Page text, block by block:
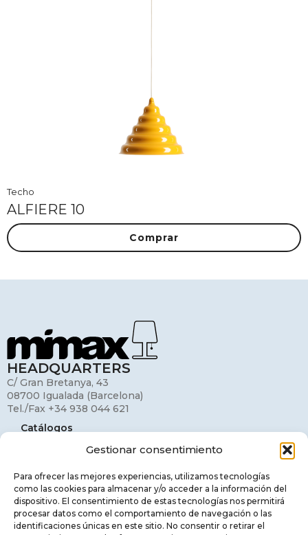
Gestionar consentimiento
Para ofrecer las mejores experiencias, utilizamos tecnologías
como las cookies para almacenar y/o acceder a la información del
dispositivo. El consentimiento de estas tecnologías nos permitirá
procesar datos como el comportamiento de navegación o las
identificaciones únicas en este sitio. No consentir o retirar el
Techo
ALFIERE 10
Comprar
HEADQUARTERS
C/ Gran Bretanya, 43
08700 Igualada (Barcelona)
Tel./Fax +34 938 044 621
Catálogos
Contacto
Aviso legal
Política de privacidad